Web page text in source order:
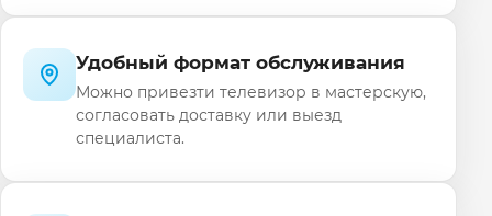
Удобный формат обслуживания
Можно привезти телевизор в мастерскую,
согласовать доставку или выезд
специалиста.